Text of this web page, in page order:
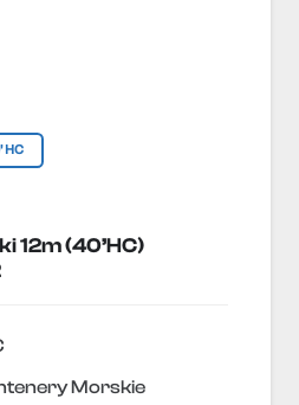
12m (40’HC)
Morskie